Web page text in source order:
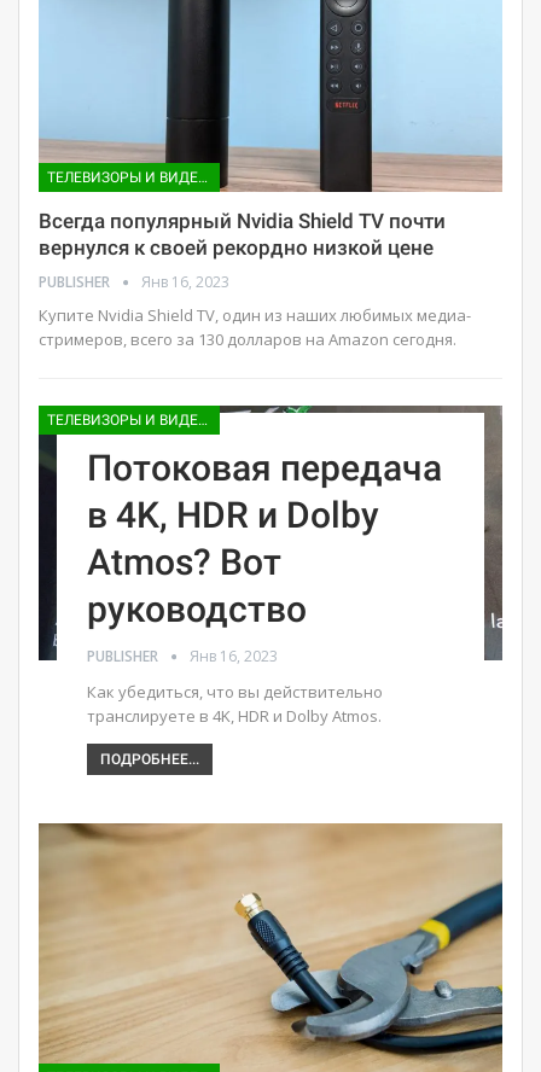
ТЕЛЕВИЗОРЫ И ВИДЕО ПРИСТАВКИ
Всегда популярный Nvidia Shield TV почти
вернулся к своей рекордно низкой цене
PUBLISHER Янв 16, 2023
Купите Nvidia Shield TV, один из наших любимых медиа-
стримеров, всего за 130 долларов на Amazon сегодня.
ТЕЛЕВИЗОРЫ И ВИДЕО ПРИСТАВКИ
Потоковая передача
в 4K, HDR и Dolby
Atmos? Вот
руководство
PUBLISHER Янв 16, 2023
Как убедиться, что вы действительно
транслируете в 4K, HDR и Dolby Atmos.
ПОДРОБНЕЕ...